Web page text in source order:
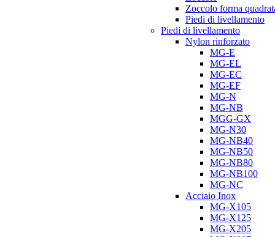
Zoccolo forma
Piedi di livellamento
Piedi di livellamento
Nylon rinforzato
MG-E
MG-EL
MG-EC
MG-EF
MG-N
MG-NB
MGG-GX
MG-N30
MG-NB40
MG-NB50
MG-NB80
MG-NB100
MG-NC
Acciaio Inox
MG-X105
MG-X125
MG-X205